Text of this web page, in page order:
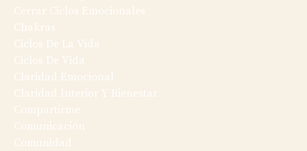
Cerrar Ciclos Emocionales
Chakras
Ciclos De La Vida
Ciclos De Vida
Claridad Emocional
Claridad Interior Y Bienestar
Compartirme
Comunicación
Comunidad